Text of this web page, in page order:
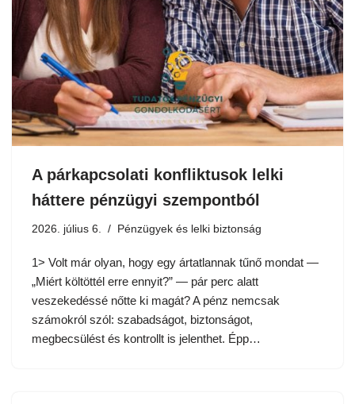
A párkapcsolati konfliktusok lelki
háttere pénzügyi szempontból
2026. július 6. Pénzügyek és lelki biztonság
1> Volt már olyan, hogy egy ártatlannak tűnő mondat —
„Miért költöttél erre ennyit?” — pár perc alatt
veszekedéssé nőtte ki magát? A pénz nemcsak
számokról szól: szabadságot, biztonságot,
megbecsülést és kontrollt is jelenthet. Épp…